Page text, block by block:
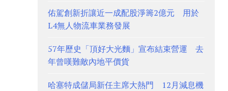
佑駕創新折讓近一成配股淨籌2億元 用於
L4無人物流車業務發展
57年歷史「頂好大光麵」宣布結束營運 去
年曾嘆難敵內地平價貨
哈塞特成儲局新任主席大熱門 12月減息機